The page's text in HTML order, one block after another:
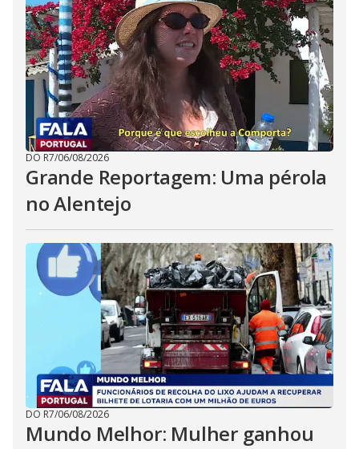
DO R7/06/08/2026
Grande Reportagem: Uma pérola
no Alentejo
DO R7/06/08/2026
Mundo Melhor: Mulher ganhou